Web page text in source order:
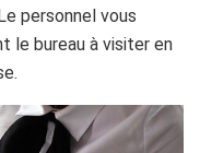
personnel vous
le bureau à visiter en